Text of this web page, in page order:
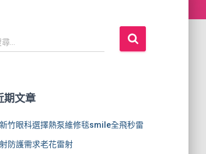
...
期文章
新竹眼科選擇熱泵維修毯smile全飛秒雷
射防護需求老花雷射